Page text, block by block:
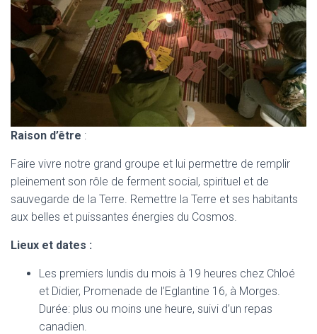
Raison d’être :
Faire vivre notre grand groupe et lui permettre de remplir
pleinement son rôle de ferment social, spirituel et de
sauvegarde de la Terre. Remettre la Terre et ses habitants
aux belles et puissantes énergies du Cosmos.
Lieux et dates :
Les premiers lundis du mois à 19 heures chez Chloé
et Didier, Promenade de l’Eglantine 16, à Morges.
Durée: plus ou moins une heure, suivi d’un repas
canadien.